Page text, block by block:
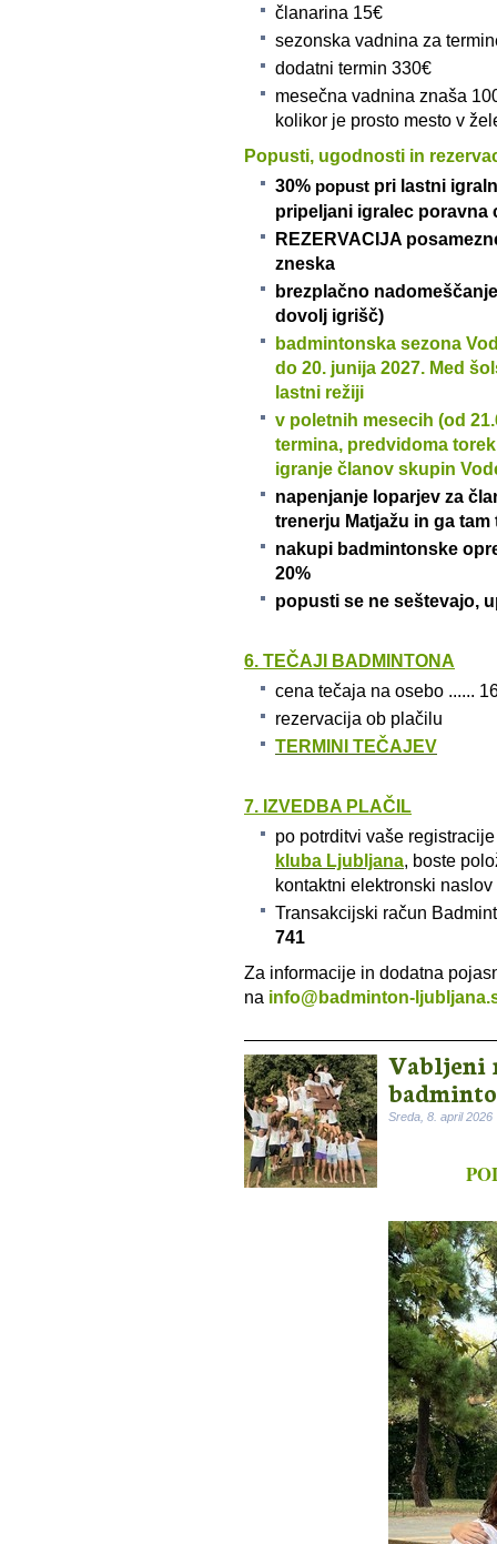
članarina 15€
sezonska vadnina za
dodatni termin 330€
mesečna vadnina znaša
kolikor je prosto mesto v
Popusti, ugodnosti in
30% popust pri lastni
pripeljani igralec
REZERVACIJA
zneska
brezplačno
dovolj igrišč)
badmintonska sezona
do 20. junija 2027. Med
lastni režiji
v poletnih mesecih (od
termina, predvidoma
igranje članov skupin
napenjanje loparjev za
trenerju Matjažu in ga
nakupi badmintonske
20%
popusti se ne
6. TEČAJI BADMINTONA
cena tečaja na osebo ......
rezervacija ob plačilu
TERMINI TEČAJEV
7. IZVEDBA PLAČIL
po potrditvi vaše
kluba Ljubljana, boste
kontaktni elektronski naslov
Transakcijski račun
741
Za informacije in dodatna
na info@badminton-
Vabljeni
Sreda, 8. april 2026